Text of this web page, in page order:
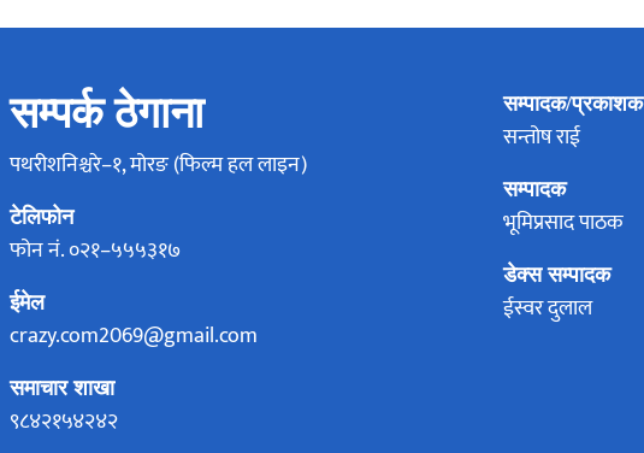
सम्पर्क ठेगाना
पथरीशनिश्चरे–१, मोरङ (फिल्म हल लाइन)
टेलिफोन
फोन नं. ०२१–५५५३१७
ईमेल
crazy.com2069@gmail.com
समाचार शाखा
९८४२१५४२४२
सम्पादक/प्रकाशक
सन्तोष राई
सम्पादक
भूमिप्रसाद पाठक
डेक्स सम्पादक
ईस्वर दुलाल